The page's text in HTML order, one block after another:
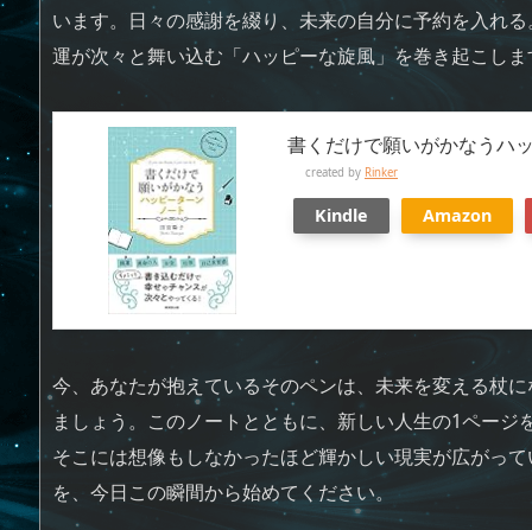
います。日々の感謝を綴り、未来の自分に予約を入れ
運が次々と舞い込む「ハッピーな旋風」を巻き起こし
書くだけで願いがかなうハ
created by Rinker
Kindle Amazon
今、あなたが抱えているそのペンは、未来を変える杖
ましょう。このノートとともに、新しい人生の1ペー
そこには想像もしなかったほど輝かしい現実が広がっ
を、今日この瞬間から始めてください。